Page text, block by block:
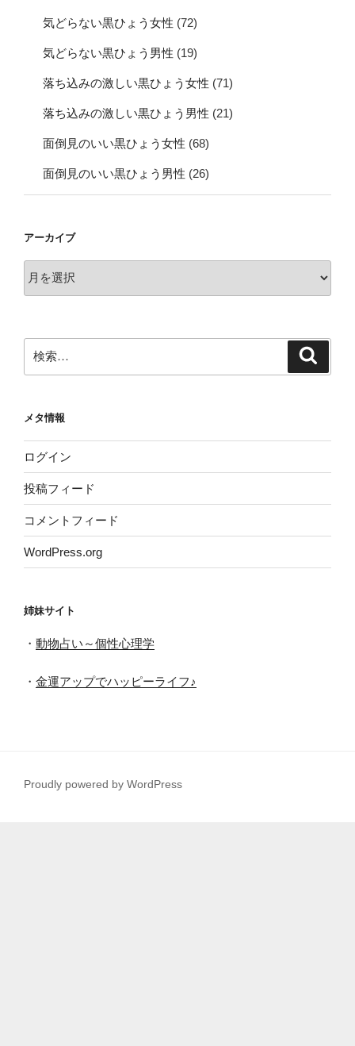
気どらない黒ひょう女性 (72)
気どらない黒ひょう男性 (19)
落ち込みの激しい黒ひょう女性 (71)
落ち込みの激しい黒ひょう男性 (21)
面倒見のいい黒ひょう女性 (68)
面倒見のいい黒ひょう男性 (26)
アーカイブ
ー
索:
メタ情報
ログイン
投稿フィード
コメントフィード
WordPress.org
姉妹サイト
・ 動物占い～個性心理学
・ 金運アップでハッピーライフ♪
Proudly powered by WordPress